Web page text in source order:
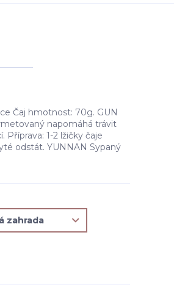
Čaj hmotnost: 70g. GUN
napomáhá trávit
1-2 lžičky čaje
odstát. YUNNAN Sypaný